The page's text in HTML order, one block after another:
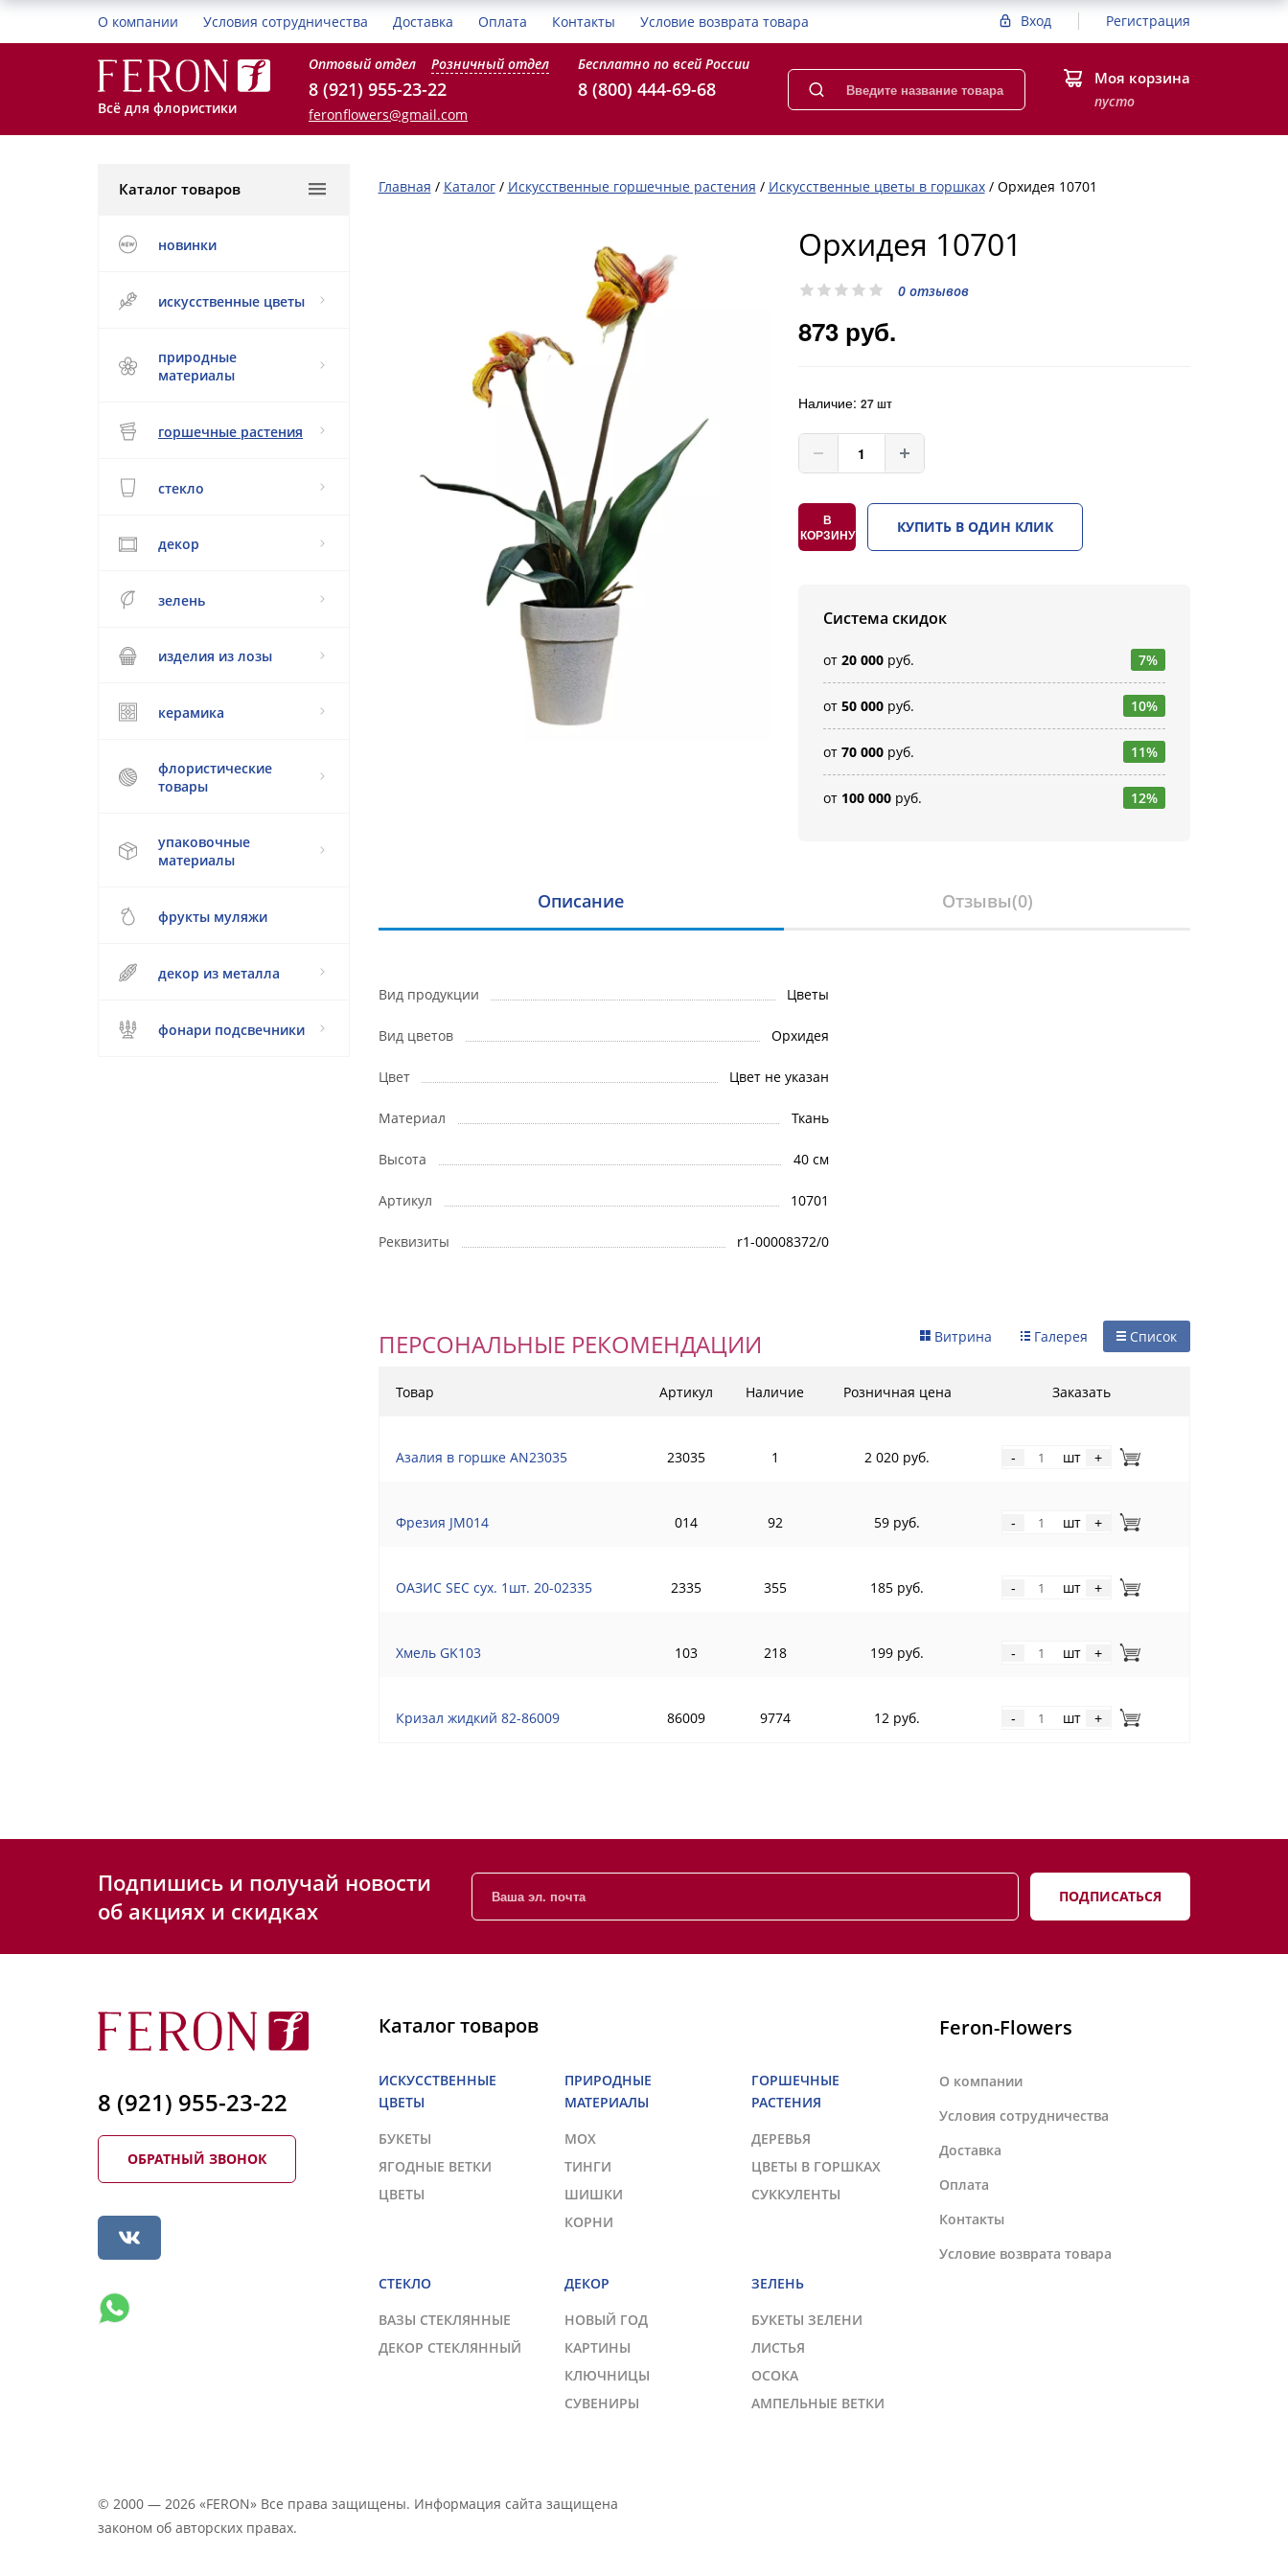
О компании Условия сотрудничества Доставка Оплата Контакты Условие возврата товара Вход Регистрация
Всё для флористики
Оптовый отдел Розничный отдел
8 (921) 955-23-22
feronflowers@gmail.com
Бесплатно по всей России
8 (800) 444-69-68 Моя корзина
пусто
Каталог товаров
новинки
искусственные цветы
природные
материалы
горшечные растения
стекло
декор
зелень
изделия из лозы
керамика
флористические
товары
упаковочные
материалы
фрукты муляжи
декор из металла
фонари подсвечники
Главная / Каталог / Искусственные горшечные растения / Искусственные цветы в горшках / Орхидея 10701
Орхидея 10701
0 отзывов
873 руб.
Наличие:27 шт
В
КОРЗИНУ
КУПИТЬ В ОДИН КЛИК
Система скидок
от20 000 руб. 7%
от50 000 руб. 10%
от70 000 руб. 11%
от 100 000 руб. 12%
Описание Отзывы(0)
Вид продукции Цветы
Вид цветов Орхидея
Цвет Цвет не указан
Материал Ткань
Высота 40 см
Артикул 10701
Реквизиты r1-00008372/0
ПЕРСОНАЛЬНЫЕ РЕКОМЕНДАЦИИ Список
Галерея
Витрина
Товар Артикул Наличие Розничная цена Заказать
Азалия в горшке AN23035 23035 1 2 020 руб. - шт +
Фрезия JM014 014 92 59 руб. - шт +
ОАЗИС SEC сух. 1шт. 20-02335 2335 355 185 руб. - шт +
Хмель GK103 103 218 199 руб. - шт +
Кризал жидкий 82-86009 86009 9774 12 руб. - шт +
Подпишись и получай новости
об акциях и скидках
ПОДПИСАТЬСЯ
8 (921) 955-23-22
ОБРАТНЫЙ ЗВОНОК
Каталог товаров
ИСКУССТВЕННЫЕ
ЦВЕТЫ
БУКЕТЫ
ЯГОДНЫЕ ВЕТКИ
ЦВЕТЫ
ПРИРОДНЫЕ
МАТЕРИАЛЫ
МОХ
ТИНГИ
ШИШКИ
КОРНИ
ГОРШЕЧНЫЕ
РАСТЕНИЯ
ДЕРЕВЬЯ
ЦВЕТЫ В ГОРШКАХ
СУККУЛЕНТЫ
СТЕКЛО
ВАЗЫ СТЕКЛЯННЫЕ
ДЕКОР СТЕКЛЯННЫЙ
ДЕКОР
НОВЫЙ ГОД
КАРТИНЫ
КЛЮЧНИЦЫ
СУВЕНИРЫ
ЗЕЛЕНЬ
БУКЕТЫ ЗЕЛЕНИ
ЛИСТЬЯ
ОСОКА
АМПЕЛЬНЫЕ ВЕТКИ
Feron-Flowers
О компании
Условия сотрудничества
Доставка
Оплата
Контакты
Условие возврата товара
© 2000 — 2026 «FERON» Все права защищены. Информация сайта защищена
законом об авторских правах.